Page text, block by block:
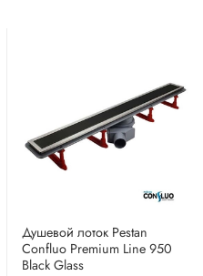
Душевой лоток Pestan
Confluo Premium Line 950
Black Glass